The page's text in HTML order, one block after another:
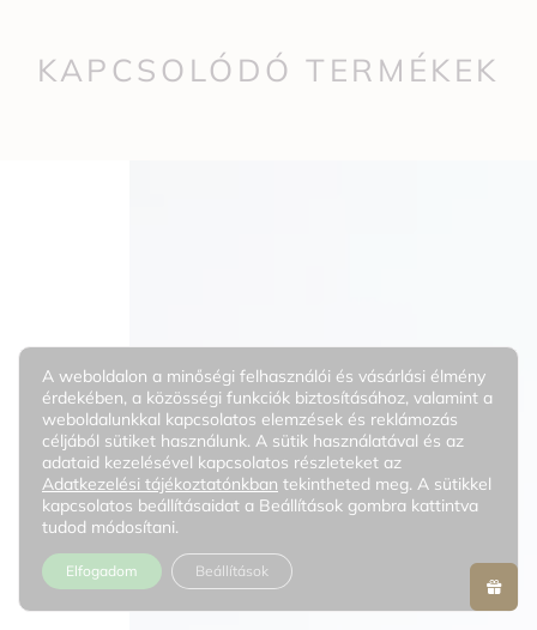
KAPCSOLÓDÓ TERMÉKEK
A weboldalon a minőségi felhasználói és vásárlási élmény
érdekében, a közösségi funkciók biztosításához, valamint a
weboldalunkkal kapcsolatos elemzések és reklámozás
céljából sütiket használunk. A sütik használatával és az
adataid kezelésével kapcsolatos részleteket az
Adatkezelési tájékoztatónkban tekintheted meg. A sütikkel
kapcsolatos beállításaidat a Beállítások gombra kattintva
tudod módosítani.
Elfogadom Beállítások